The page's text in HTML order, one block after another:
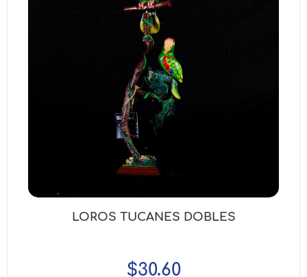
LOROS TUCANES DOBLES
$30.60